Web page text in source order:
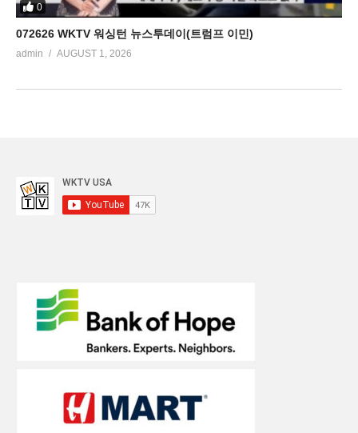
0
072626 WKTV 워싱턴 뉴스투데이(트럼프 이민)
admin AUGUST 1, 2026